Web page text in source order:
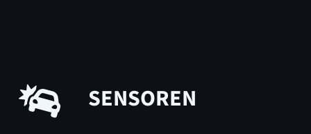
SENSOREN